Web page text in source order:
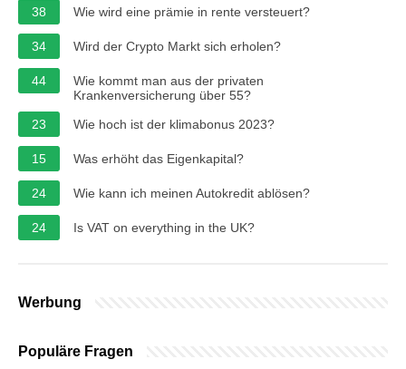
38 Wie wird eine prämie in rente versteuert?
34 Wird der Crypto Markt sich erholen?
44
Wie kommt man aus der privaten
Krankenversicherung über 55?
23
Wie hoch ist der klimabonus 2023?
15 Was erhöht das Eigenkapital?
24 Wie kann ich meinen Autokredit ablösen?
24 Is VAT on everything in the UK?
Werbung
Populäre Fragen